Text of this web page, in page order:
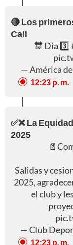
🔴 Los
Cali
🔛 Día 3️⃣
— América
12:23 p. m.
✅❌ La
2025
Salidas y
2025,
el club y
— Club
12:23 p. m.